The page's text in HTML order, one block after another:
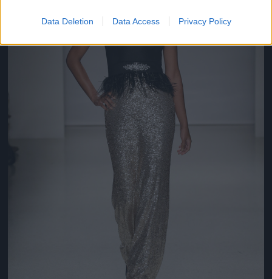
Data Deletion Data Access Privacy Policy